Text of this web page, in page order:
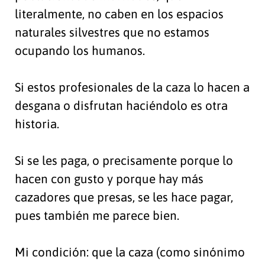
literalmente, no caben en los espacios
naturales silvestres que no estamos
ocupando los humanos.
Si estos profesionales de la caza lo hacen a
desgana o disfrutan haciéndolo es otra
historia.
Si se les paga, o precisamente porque lo
hacen con gusto y porque hay más
cazadores que presas, se les hace pagar,
pues también me parece bien.
Mi condición: que la caza (como sinónimo